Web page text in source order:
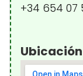
+34 654 07
Ubicación